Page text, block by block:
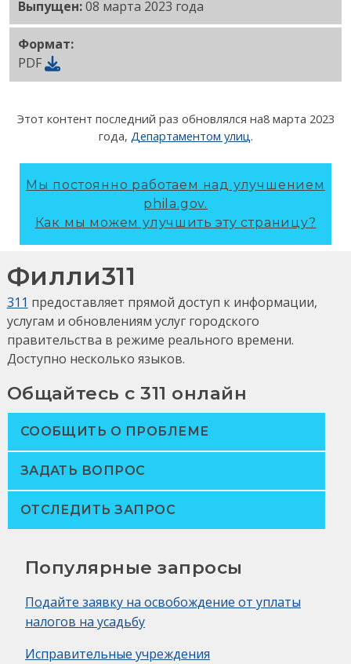
Выпущен:08 марта 2023 года
Формат:
PDF
Этот контент последний раз обновлялся на8 марта 2023
года, Департаментом улиц .
Мы постоянно работаем над улучшением
phila.gov.
Как мы можем улучшить эту страницу?
Филли311
311 предоставляет прямой доступ к информации,
услугам и обновлениям услуг городского
правительства в режиме реального времени.
Доступно несколько языков.
Общайтесь с 311 онлайн
СООБЩИТЬ О ПРОБЛЕМЕ
ЗАДАТЬ ВОПРОС
ОТСЛЕДИТЬ ЗАПРОС
Популярные запросы
Подайте заявку на освобождение от уплаты
налогов на усадьбу
Исправительные учреждения